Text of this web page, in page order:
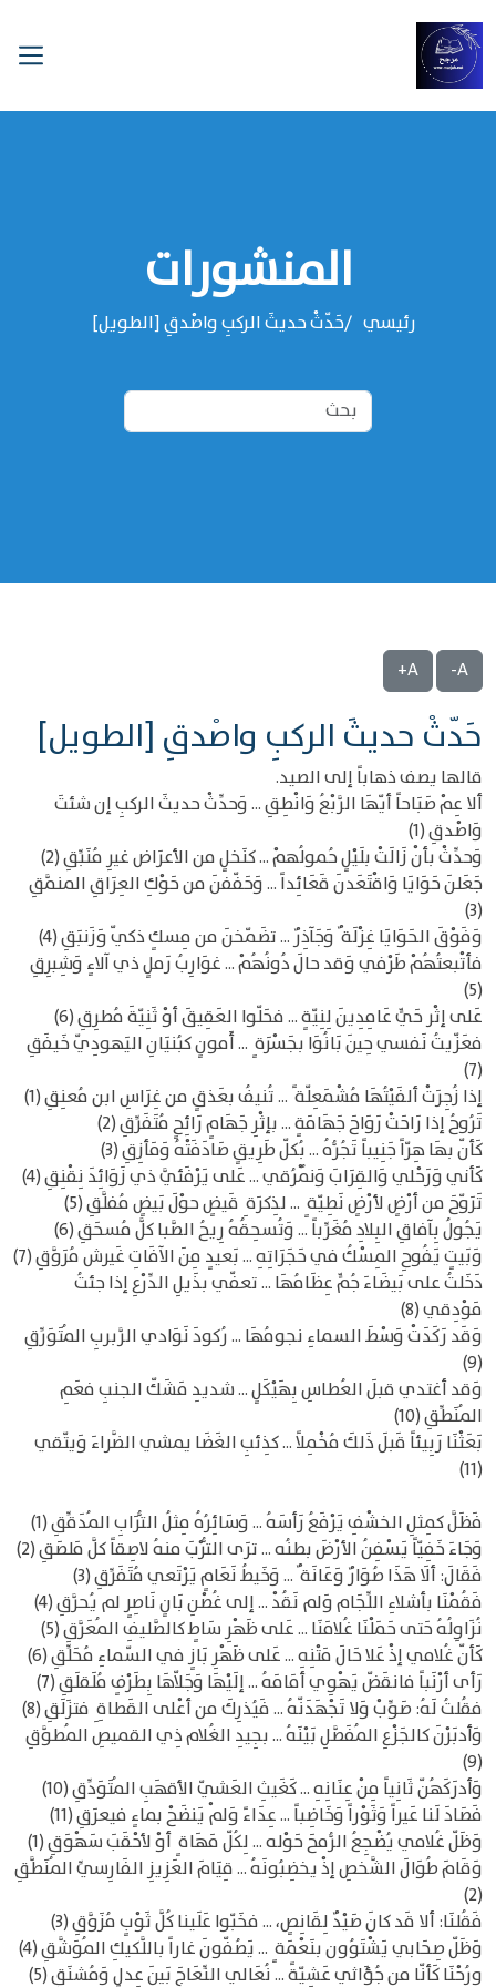
المنشورات
رئيسي حَدّثْ حديثَ الركبِ واصْدقِ [الطويل]
A-
A+
حَدّثْ حديثَ الركبِ واصْدقِ [الطويل]
قالها يصف ذهاباً إلى الصيد.
ألا عِمْ صَبَاحاً أيّهَا الرَّبْعُ وَانْطِقِ ... وَحدِّثْ حديثَ الركبِ إن شئتَ
وَاصْدقِ (1)
وَحدِّثْ بأنْ زَالَتْ بلَيْلٍ حُمولُهمْ ... كنَخلٍ من الأعرَاض غيرِ مُنَبِّقِ (2)
جَعَلنَ حَوَايَا وَاقْتَعَدنَ قَعَائِداً ... وَحَفّفنَ من حَوْكِ العِرَاقِ المنمَّقِ
(3)
وَفَوْقَ الحَوَايَا غِزْلَة ٌ وَجَآذِرٌ ... تضَمّخنَ من مِسكٍ ذكيّ وَزَنبَقِ (4)
فأتْبعتُهُمْ طَرْفي وَقد حالَ دُونُهُمْ ... غوَارِبُ رَملٍ ذي آلاءٍ وَشِبرِقِ
(5)
عَلى إثْر حَيٍّ عَامِدِينَ لِنِيّةٍ ... فحَلّوا العَقِيقَ أوْ ثَنِيّةَ مُطرِقِ (6)
فعَزّيتُ نَفسي حِينَ بَانُوَا بجَسْرَة ٍ ... أَمونٍ كبُنيَانِ اليَهودِيّ خَيفَقِ
(7)
إذا زُجِرَتْ ألفَيْتُهَا مُشْمَعِلّة ً ... تُنيفُ بعَذقٍ من غِرَاسِ ابن مُعنِقِ (1)
تَرُوحُ إذا رَاحَتْ رَوَاحَ جَهَامَةٍ ... بإثْرِ جَهَامٍ رَائِحٍ مُتَفَرِّقِ (2)
كَأنّ بهَا هِرّاً جَنِيباً تَجُرُّهُ ... بُكلّ طَرِيقٍ صَادَفَتْهُ وَمَأزِقِ (3)
كَأني وَرَحْلي وَالقِرَابَ وَنُمْرُقي ... عَلى يَرْفَئيَّ ذي زَوَائِدَ نِقْنِقِ (4)
تَرَوّحَ من أرْضٍ لأرْضٍ نَطِيّة ٍ ... لذِكرَة ِ قَيضٍ حوْلَ بَيضٍ مُفلَّقِ (5)
يَجُولُ بِآفاقِ البِلادِ مُغَرِّباً ... وَتُسحِقُهُ رِيحُ الصَّبا كلَّ مُسحَقِ (6)
وَبَيتٍ يَفُوحِ المِسْكُ في حَجَرَاتِهِ ... بَعيدٍ مِنَ الآفَاتِ غَيرش مُرَوَّقِ (7)
دَخَلتُ على بَيضَاءَ جُمٍّ عِظَامُهَا ... تعفّي بذَيلِ الدِّرْعِ إذا جئتُ
مَوْدِقي (8)
وَقَد رَكَدَتْ وَسْطَ السماءِ نجومُهَا ... رُكودَ نَوَادي الرَّبربِ المُتَوَرِّقِ
(9)
وَقد أغتدي قبلَ العُطاسِ بِهَيْكَلٍ ... شديدِ مَشَكّ الجنبِ فعَمِ
المُنَطِّقِ (10)
بَعَثْنَا رَبِيئاً قَبلَ ذَلكَ مُخْمِلاً ... كذِئبِ الغَضَا يمشي الضَّراءَ وَيتّقي
(11)
فَظَلَّ كمِثلِ الخشْفِ يَرْفَعُ رَأسَهُ ... وَسَائِرُهُ مِثلُ التُّرَابِ المُدَقِّقِ (1)
وَجَاءَ خَفِيّاً يَسْفِنُ الأرْضَ بطنُه ... ترَى التُّرْبَ منهُ لاصِقاً كلَّ مَلصَقِ (2)
فَقَالَ: ألَا هَذَا صُوَارٌ وَعَانَة ٌ ... وَخَيطُ نَعَامٍ يَرْتَعي مُتَفَرِّقِ (3)
فَقُمْنَا بأشلاءِ اللِّجَام وَلم نَقُدْ ... إلى غُصْنِ بَانٍ نَاصِرٍ لم يُحرَّقِ (4)
نُزَاوِلُهُ حَتى حَمَلْنَا غُلامَنَا ... عَلى ظَهْرِ سَاطٍ كالصَّليفِ المُعَرَّقِ (5)
كَأنّ غُلامي إذْ عَلا حَالَ مَتْنِهِ ... عَلى ظَهْرِ بَازٍ في السّماءِ مُحَلِّقِ (6)
رَأى أرْنَباً فانقَضّ يَهْوِي أمَامَهُ ... إلَيْهَا وَجَلاّهَا بِطَرْفٍ مُلَقلَقِ (7)
فقُلتُ لَهُ: صَوِّبْ وَلا تَجْهَدَنّهُ ... فَيُذرِكَ من أعْلى القَطاةِ ِ فتزَلَقِ (8)
وَأدبَرْنَ كالجَزْعِ المُفَصَّلِ بَيْنَهُ ... بجِيدِ الغُلام ذِي القميصِ المُطوَّقِ
(9)
وَأدرَكَهُنّ ثَانِياً مِنْ عِنَانِهِ ... كَغَيثِ العَشيّ الأقهَبِ المُتَوَدِّقِ (10)
فَصَادَ لَنا عَيراً وَثَوْراً وَخَاضِباً ... عِدَاءً وَلمْ يَنضَحْ بماءٍ فيعرَقِ (11)
وَظَلّ غُلامي يُضْجِعُ الرُّمحَ حَوْله ... لِكُلّ مَهَاة ٍ أوْ لأحْقَبَ سَهْوَقِ (1)
وَقَامَ طُوَالَ الشَّخصِ إذْ يخضِبُونَهُ ... قِيَامَ العَزِيزِ الفَارِسيِّ المُنَطَّقِ
(2)
فَقُلنَا: ألا قَد كانَ صَيْدٌ لِقَانِصٍ، ... فخَبّوا عَلَينا كُلَّ ثَوْبٍ مُزَوَّقِ (3)
وَظَلّ صِحَابي يَشْتَوُون بنَعْمَة ٍ ... يَصُفّونَ غاراً باللَّكيكِ المُوَشَّقِ (4)
ورُحْنَا كَأنّا من جُؤَاثي عَشِيّةً ... نُعَالي النِّعَاجَ بَينَ عِدلٍ وَمُشنَقِ (5)